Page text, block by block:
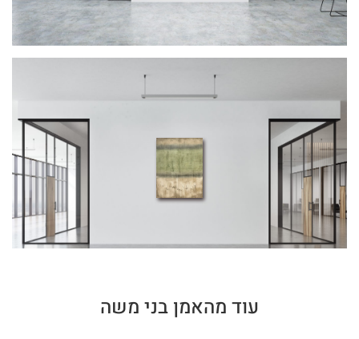
עוד מהאמן בני משה